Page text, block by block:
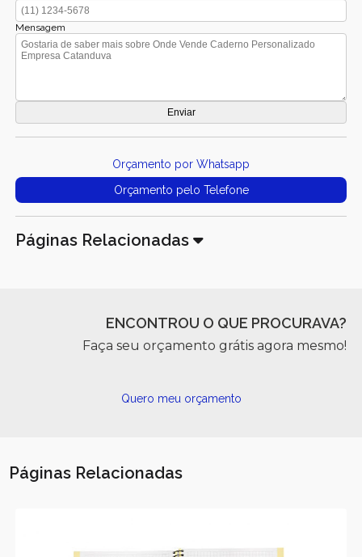
Mensagem
Orçamento por Whatsapp
Orçamento pelo Telefone
Páginas Relacionadas
ENCONTROU O QUE PROCURAVA?
Faça seu orçamento grátis agora mesmo!
Quero meu orçamento
Páginas Relacionadas